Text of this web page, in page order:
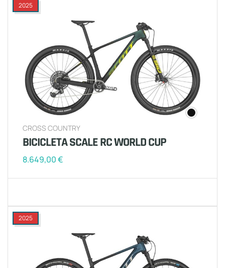
2025
CROSS COUNTRY
BICICLETA SCALE RC WORLD CUP
8.649,00€
2025